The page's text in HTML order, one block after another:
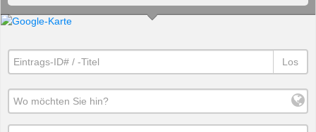
Los